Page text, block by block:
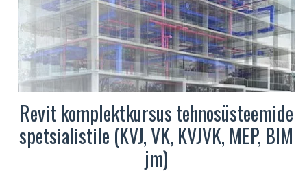
Revit komplektkursus tehnosüsteemide
spetsialistile (KVJ, VK, KVJVK, MEP, BIM
jm)